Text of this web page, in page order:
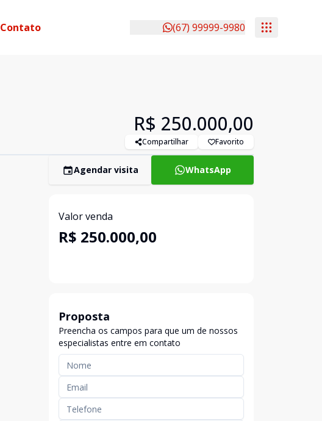
Contato (67) 99999-9980
R$ 250.000,00
Compartilhar Favorito
Agendar visita WhatsApp
Valor venda
R$ 250.000,00
Proposta
Preencha os campos para que um de nossos
especialistas entre em contato